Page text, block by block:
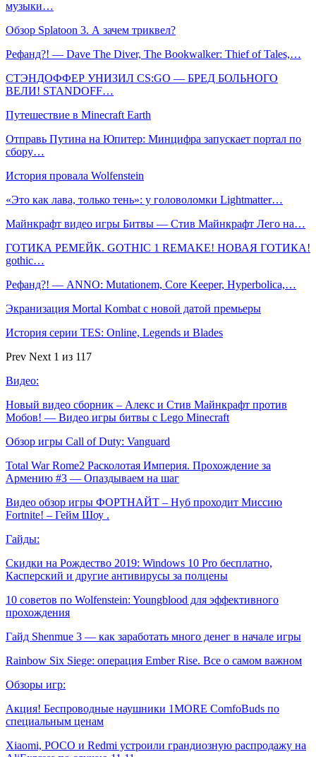
музыки…
Обзор Splatoon 3. А зачем триквел?
Рефанд?! — Dave The Diver, The Bookwalker: Thief of Tales,…
СТЭНДОФФЕР УНИЗИЛ CS:GO — БРЕД БОЛЬНОГО
ВЕЛИ! STANDOFF…
Путешествие в Minecraft Earth
Отправь Путина на Юпитер: Минцифра запускает портал по
сбору…
История провала Wolfenstein
«Это как лава, только тень»: у головоломки Lightmatter…
Майнкрафт видео игры Битвы — Стив Майнкрафт Лего на…
ГОТИКА РЕМЕЙК. GOTHIC 1 REMAKE! НОВАЯ ГОТИКА!
gothic…
Рефанд?! — ANNO: Mutationem, Core Keeper, Hyperbolica,…
Экранизация Mortal Kombat с новой датой премьеры
История серии TES: Online, Legends и Blades
Prev Next 1 из 117
Видео:
Новый видео сборник – Алекс и Стив Майнкрафт против
Мобов! — Видео игры битвы с Lego Minecraft
Обзор игры Call of Duty: Vanguard
Total War Rome2 Расколотая Империя. Прохождение за
Армению #3 — Опаздываем на шаг
Видео обзор игры ФОРТНАЙТ – Нуб проходит Миссию
Fortnite! – Гейм Шоу .
Гайды:
Скидки на Рождество 2019: Windows 10 Pro бесплатно,
Касперский и другие антивирусы за полцены
10 советов по Wolfenstein: Youngblood для эффективного
прохождения
Гайд Shenmue 3 — как заработать много денег в начале игры
Rainbow Six Siege: операция Ember Rise. Все о самом важном
Обзоры игр:
Акция! Беспроводные наушники 1MORE ComfoBuds по
специальным ценам
Xiaomi, POCO и Redmi устроили грандиозную распродажу на